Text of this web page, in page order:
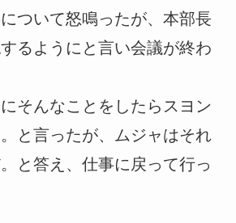
ついて怒鳴ったが、本部長
るようにと言い会議が終わ
そんなことをしたらスヨン
と言ったが、ムジャはそれ
と答え、仕事に戻って行っ